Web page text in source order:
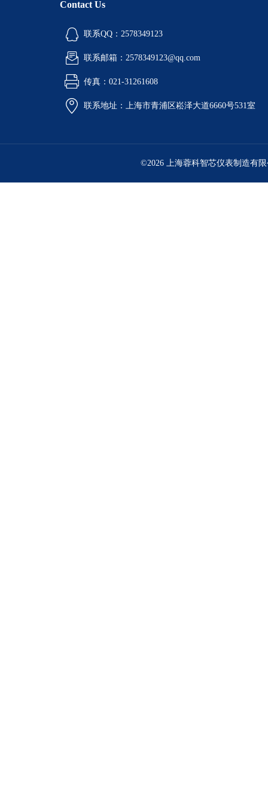
Contact Us
联系QQ：2578349123
联系邮箱：2578349123@qq.com
传真：021-31261608
联系地址：上海市青浦区崧泽大道6660号531室
©2026 上海蓉科智芯仪表制造有